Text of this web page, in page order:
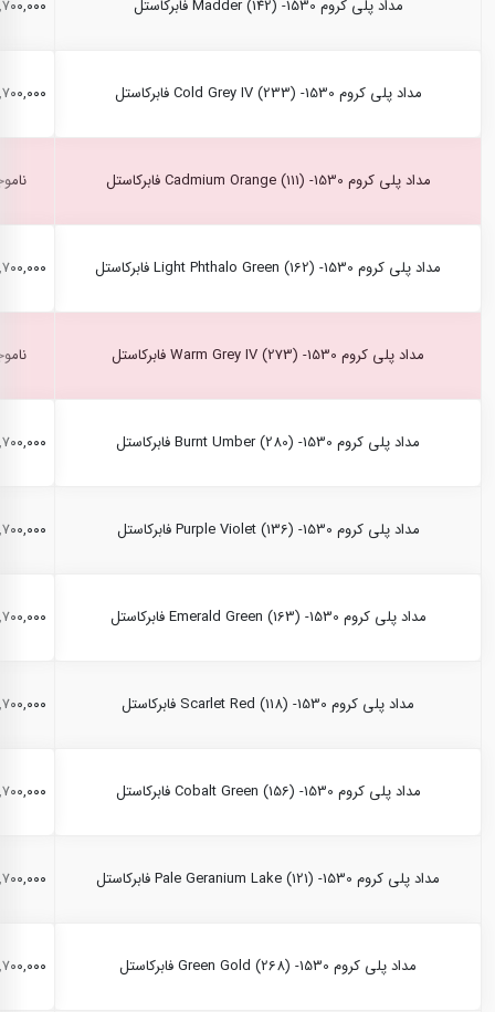
مداد پلی کروم Madder (142) -1530 فابرکاستل ۲,۷۰۰,۰۰۰
مداد پلی کروم Cold Grey IV (233) -1530 فابرکاستل ۲,۷۰۰,۰۰۰
مداد پلی کروم Cadmium Orange (111) -1530 فابرکاستل
مداد پلی کروم Light Phthalo Green (162) -1530 فابرکاستل ۲,۷۰۰,۰۰۰
مداد پلی کروم Warm Grey IV (273) -1530 فابرکاستل
مداد پلی کروم Burnt Umber (280) -1530 فابرکاستل ۲,۷۰۰,۰۰۰
مداد پلی کروم Purple Violet (136) -1530 فابرکاستل ۲,۷۰۰,۰۰۰
مداد پلی کروم Emerald Green (163) -1530 فابرکاستل ۲,۷۰۰,۰۰۰
مداد پلی کروم Scarlet Red (118) -1530 فابرکاستل ۲,۷۰۰,۰۰۰
مداد پلی کروم Cobalt Green (156) -1530 فابرکاستل ۲,۷۰۰,۰۰۰
مداد پلی کروم Pale Geranium Lake (121) -1530 فابرکاستل ۲,۷۰۰,۰۰۰
مداد پلی کروم Green Gold (268) -1530 فابرکاستل ۲,۷۰۰,۰۰۰